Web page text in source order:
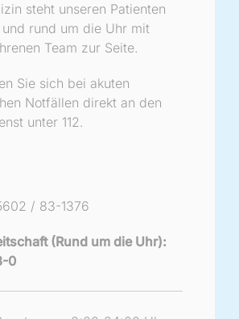
steht unseren Patienten
rund um die Uhr mit
Team zur Seite.
Sie sich bei akuten
Notfällen direkt an den
unter 112.
/ 83-1376
(Rund um die Uhr):
0